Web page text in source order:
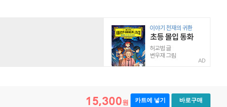
AD
15,300원 카트에 넣기 바로구매